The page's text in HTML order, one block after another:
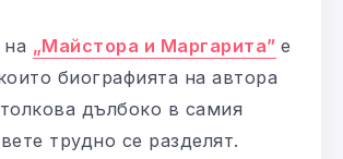
„Майстора и Маргарита” е
биографията на автора
дълбоко в самия
трудно се разделят.